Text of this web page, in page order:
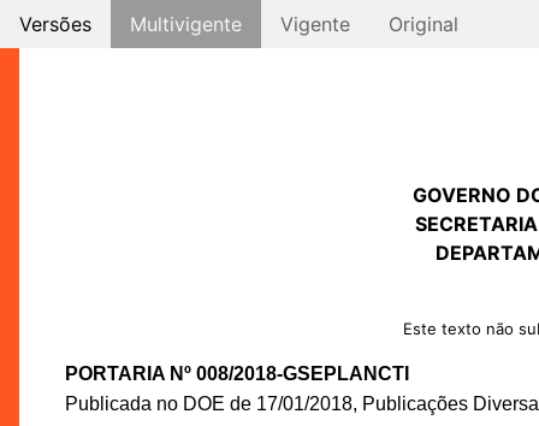
Versões Multivigente Vigente Original
GOVERNO
Este texto não
PORTARIA Nº 008/2018-GSEPLANCTI
Publicada no DOE de 17/01/2018, Publicações